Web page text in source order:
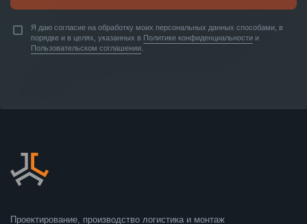
Я даю согласие на обработку моих персональных данных способами, в
порядке и в целях, указанных в Политике конфиденциальности и
Пользовательском соглашении
Проектирование, производство логистика и монтаж